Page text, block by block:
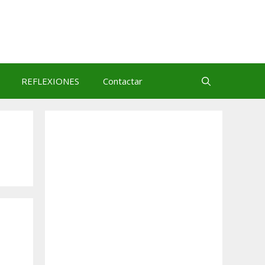
REFLEXIONES Contactar